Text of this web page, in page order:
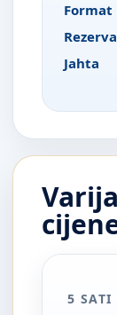
Format
Jahta
5 SATI